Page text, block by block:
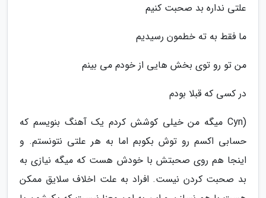
علتی نداره بد صحبت کنیم
ما فقط به ته خطمون رسیدیم
من تو رو توی بخش هایی از خودم می بینم
در کسی که قبلا بودم
(Cyn میگه من خیلی کوشش کردم یک آهنگ بنویسم که
حسابی اکسم رو توش بکوبم اما به هر علتی نتونستم. و
اینجا هم روی صحبتش با خودش هست که میگه نیازی به
بد صحبت کردن نیست. افراد به علت اخلاف سلایق ممکن